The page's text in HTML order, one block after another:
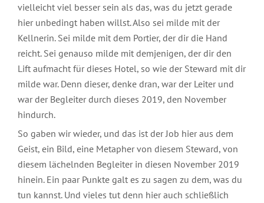
vielleicht viel besser sein als das, was du jetzt gerade
hier unbedingt haben willst. Also sei milde mit der
Kellnerin. Sei milde mit dem Portier, der dir die Hand
reicht. Sei genauso milde mit demjenigen, der dir den
Lift aufmacht für dieses Hotel, so wie der Steward mit dir
milde war. Denn dieser, denke dran, war der Leiter und
war der Begleiter durch dieses 2019, den November
hindurch.
So gaben wir wieder, und das ist der Job hier aus dem
Geist, ein Bild, eine Metapher von diesem Steward, von
diesem lächelnden Begleiter in diesen November 2019
hinein. Ein paar Punkte galt es zu sagen zu dem, was du
tun kannst. Und vieles tut denn hier auch schließlich